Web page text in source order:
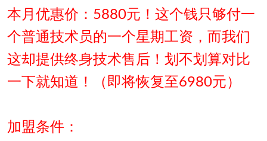
本月优惠价：5880元！这个钱只够付一
个普通技术员的一个星期工资，而我们
这却提供终身技术售后！划不划算对比
一下就知道！（即将恢复至6980元）
加盟条件：